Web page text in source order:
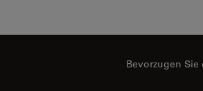
Bevorzugen